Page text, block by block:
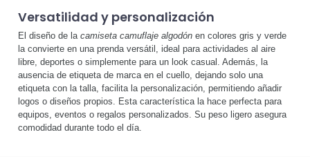
Versatilidad y personalización
El diseño de la camiseta camuflaje algodón en colores gris y verde
la convierte en una prenda versátil, ideal para actividades al aire
libre, deportes o simplemente para un look casual. Además, la
ausencia de etiqueta de marca en el cuello, dejando solo una
etiqueta con la talla, facilita la personalización, permitiendo añadir
logos o diseños propios. Esta característica la hace perfecta para
equipos, eventos o regalos personalizados. Su peso ligero asegura
comodidad durante todo el día.